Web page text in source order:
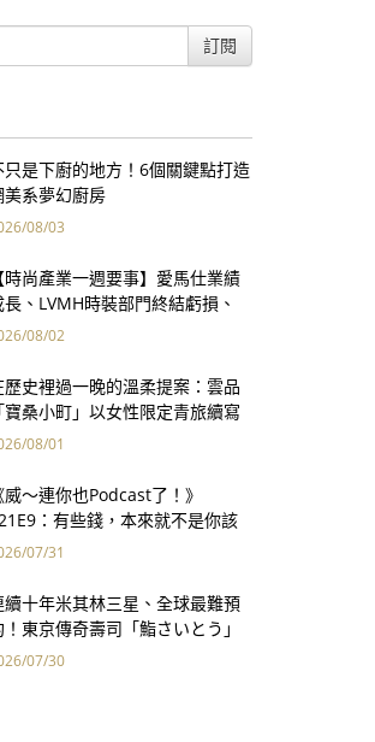
訂閱
只是下廚的地方！6個關鍵點打造
美系夢幻廚房
08/03
【時尚產業一週要事】愛馬仕業績
長、LVMH時裝部門終結虧損、
轉型策略初現成效、Prada
08/02
歷史裡過一晚的溫柔提案：雲品
「寶桑小町」以女性限定青旅續寫
東老屋記憶
08/01
威～連你也Podcast了！》
：有些錢，本來就不是你該
的——讀《一個投機者的告白》
07/31
續十年米其林三星、全球最難預
！東京傳奇壽司「鮨さいとう」
何破例首度來台？
07/30